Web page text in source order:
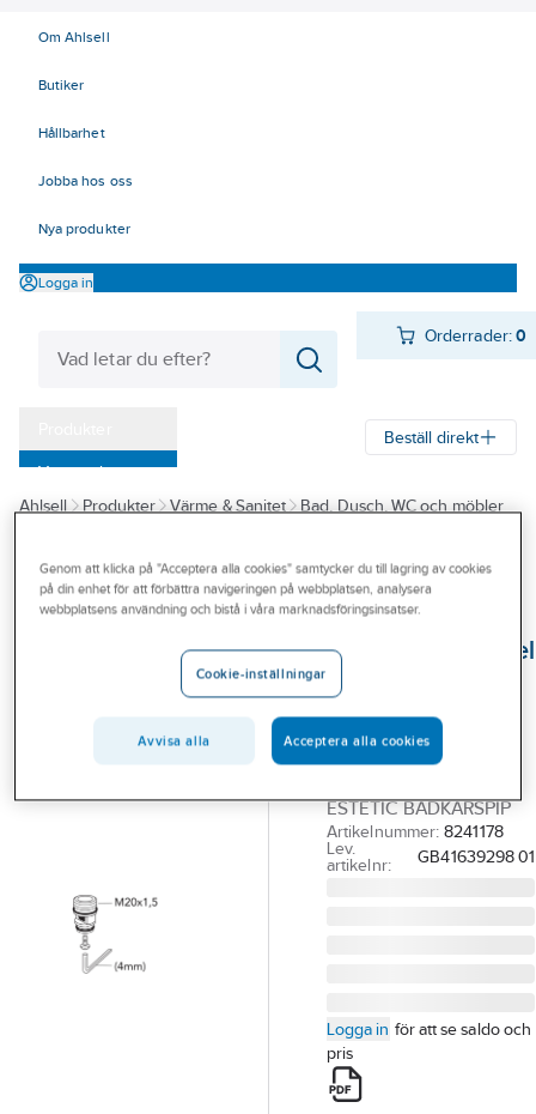
Om Ahlsell
Butiker
Hållbarhet
Jobba hos oss
Nya produkter
Logga in
Orderrader:0
Varumärken
Kampanjer
Branscher
Beställ direkt
Ahlsell Produkter Värme & Sanitet
Bad, Dusch, WC och möbler
Reservdelar blandare
Reservdelar Gustavsberg ettgreppsblandare
Anslutningsnippel
Estetic,
Gustavsberg
GBG
ESTETIC BADKARSPIP
Artikelnummer: 8241178
Lev.
artikelnr:
GB41639298 01
Logga in för att se saldo och
pris
Genom att klicka på "Acceptera alla cookies" samtycker du till lagring av cookies
på din enhet för att förbättra navigeringen på webbplatsen, analysera
webbplatsens användning och bistå i våra marknadsföringsinsatser.
Cookie-inställningar
Avvisa alla Acceptera alla cookies